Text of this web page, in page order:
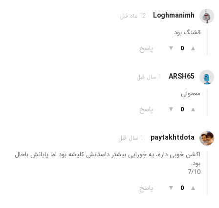
Loghmanimh 12 ماه قبل
قشنگ بود
▲
0
▼ پاسخ
ARSH65 1 سال قبل
معمولی
▲
0
▼ پاسخ
paytakhtdota 1 سال قبل
اکشن خوبی داره، یه جورایی بیشتر داستانش کلیشه بود اما پایانش باحال
بود.
7/10
▲
0
▼ پاسخ